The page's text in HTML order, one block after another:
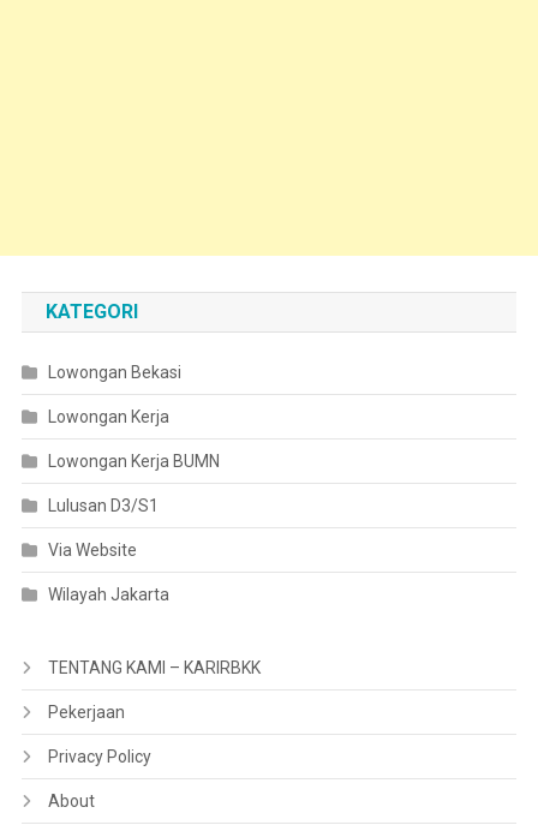
KATEGORI
Lowongan Bekasi
Lowongan Kerja
Lowongan Kerja BUMN
Lulusan D3/S1
Via Website
Wilayah Jakarta
TENTANG KAMI – KARIRBKK
Pekerjaan
Privacy Policy
About